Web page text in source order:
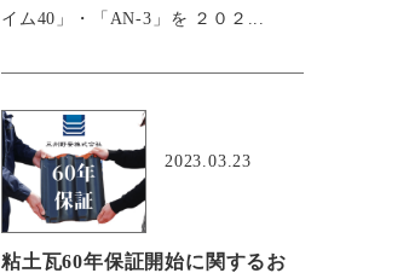
イム40」・「AN-3」を ２０２...
2023.03.23
粘土瓦60年保証開始に関するお